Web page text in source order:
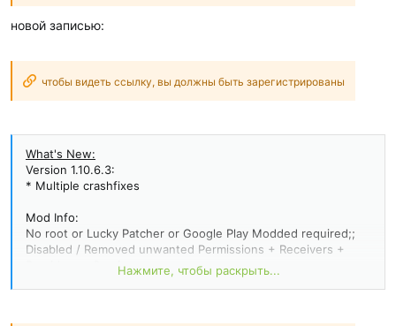
новой записью:
чтобы видеть ссылку, вы должны быть зарегистрированы
What's New:
Version 1.10.6.3:
* Multiple crashfixes
Mod Info:
No root or Lucky Patcher or Google Play Modded required;;
Disabled / Removed unwanted Permissions + Receivers +
Providers + Services;
Optimized and zipaligned graphics and cleaned resources for
Нажмите, чтобы раскрыть...